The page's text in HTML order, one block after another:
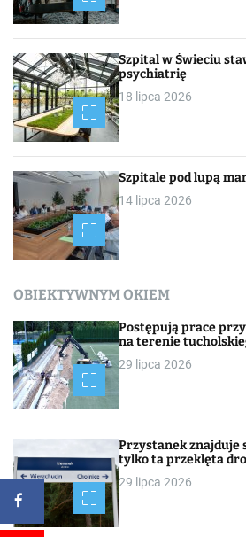
Szpital w Świeciu
psychiatrię
18 lipca 2026
Szpitale pod lupą
14 lipca 2026
OBIEKTYWNYM OKIEM
Postępują prace
na terenie
29 lipca 2026
Przystanek znajduje
tylko ta przeklęta
29 lipca 2026